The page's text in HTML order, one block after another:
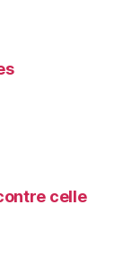
celle